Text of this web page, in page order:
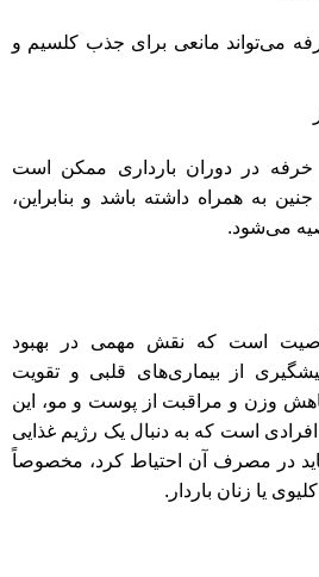
می‌تواند مانعی برای جذب کلسیم و
در دوران بارداری ممکن است
به همراه داشته باشد و بنابراین،
می‌شود.
است که نقش مهمی در بهبود
از بیماری‌های قلبی و تقویت
وزن و مراقبت از پوست و مو، این
است که به دنبال یک رژیم غذایی
در مصرف آن احتیاط کرد، مخصوصاً
یا زنان باردار.